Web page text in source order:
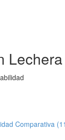
Comparativa